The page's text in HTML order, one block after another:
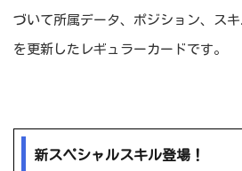
づいて所属データ、ポジション、ス
を更新したレギュラーカードです。
新スペシャルスキル登場！